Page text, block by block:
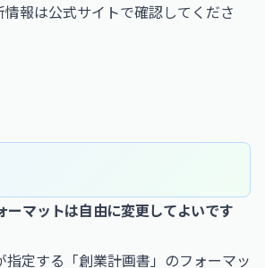
報は公式サイトで確認してくださ
ーマットは自由に変更してよいです
指定する「創業計画書」のフォーマッ